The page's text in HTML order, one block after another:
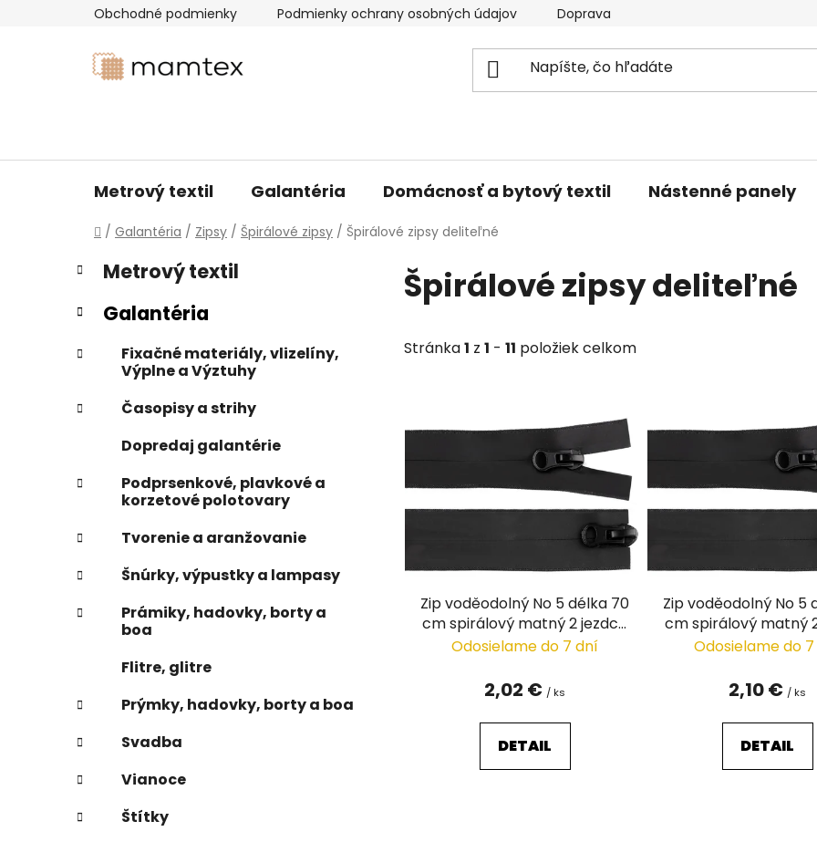
Obchodné podmienky Podmienky ochrany osobných údajov Doprava a platba
Metrový textil Galantéria Domácnosť a bytový textil Nástenné panely
Domov
/ Galantéria / Zipsy / Špirálové zipsy / Špirálové zipsy deliteľné
B
o
č
ý
a
l
Preskočiť
kategórie
K
a
t
e
ó
i
e
Metrový textil
Galantéria
Fixačné materiály, vlizelíny,
Výplne a Výztuhy
Časopisy a strihy
Dopredaj galantérie
Podprsenkové, plavkové a
korzetové polotovary
Tvorenie a aranžovanie
Šnúrky, výpustky a lampasy
Prámiky, hadovky, borty a
boa
Flitre, glitre
Prýmky, hadovky, borty a boa
Svadba
Vianoce
Štítky
Špirálové zipsy deliteľné
Stránka1 z 1 - 11 položiek celkom
ý
s
o
Zip voděodolný No 5 délka 70
cm spirálový matný 2 jezdce
/ dvoucestný
Odosielame do 7 dní
2,02 € / ks
DETAIL
Zip voděodolný No 5
cm spirálový matný
/ dvoucestný
Odosielame do
2,10 € / ks
DETAIL